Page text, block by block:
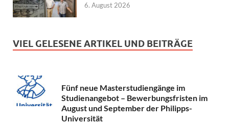
6. August 2026
VIEL GELESENE ARTIKEL UND BEITRÄGE
Fünf neue Masterstudiengänge im
Studienangebot – Bewerbungsfristen im
August und September der Philipps-
Universität